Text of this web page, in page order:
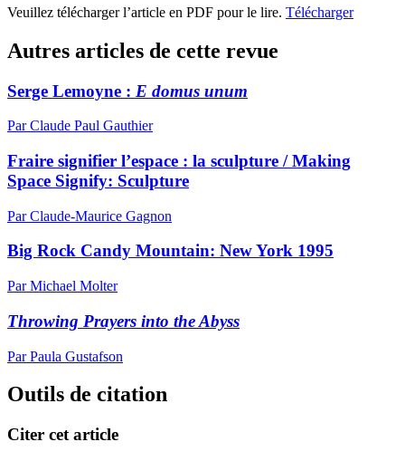
Veuillez télécharger l’article en PDF pour le lire. Télécharger
Autres articles de cette revue
Serge Lemoyne : E domus unum
Par Claude Paul Gauthier
Fraire signifier l’espace : la sculpture / Making
Space Signify: Sculpture
Par Claude-Maurice Gagnon
Big Rock Candy Mountain: New York 1995
Par Michael Molter
Throwing Prayers into the Abyss
Par Paula Gustafson
Outils de citation
Citer cet article